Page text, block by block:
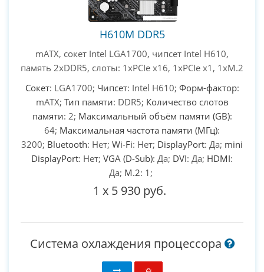
H610M DDR5
mATX, сокет Intel LGA1700, чипсет Intel H610,
память 2xDDR5, слоты: 1xPCIe x16, 1xPCIe x1, 1xM.2
Сокет: LGA1700; Чипсет: Intel H610; Форм-фактор:
mATX; Тип памяти: DDR5; Количество слотов
памяти: 2; Максимальный объём памяти (GB):
64; Максимальная частота памяти (МГц):
3200; Bluetooth: Нет; Wi-Fi: Нет; DisplayPort: Да; mini
DisplayPort: Нет; VGA (D-Sub): Да; DVI: Да; HDMI:
Да; M.2: 1;
1 x 5 930 руб.
Система охлаждения процессора